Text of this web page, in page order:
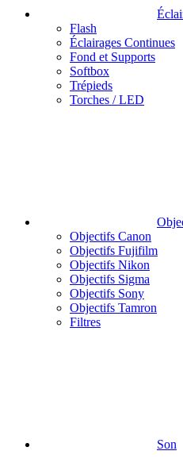
Flash
Éclairages Continues
Fond et Supports
Softbox
Trépieds
Torches / LED
Objectifs Canon
Objectifs Fujifilm
Objectifs Nikon
Objectifs Sigma
Objectifs Sony
Objectifs Tamron
Filtres
Son